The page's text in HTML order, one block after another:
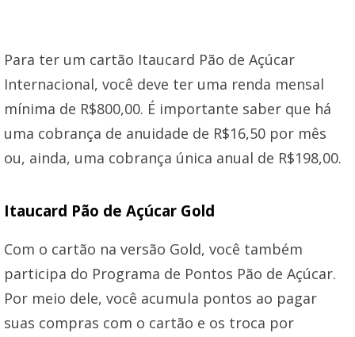
Para ter um cartão Itaucard Pão de Açúcar
Internacional, você deve ter uma renda mensal
mínima de R$800,00. É importante saber que há
uma cobrança de anuidade de R$16,50 por mês
ou, ainda, uma cobrança única anual de R$198,00.
Itaucard Pão de Açúcar Gold
Com o cartão na versão Gold, você também
participa do Programa de Pontos Pão de Açúcar.
Por meio dele, você acumula pontos ao pagar
suas compras com o cartão e os troca por